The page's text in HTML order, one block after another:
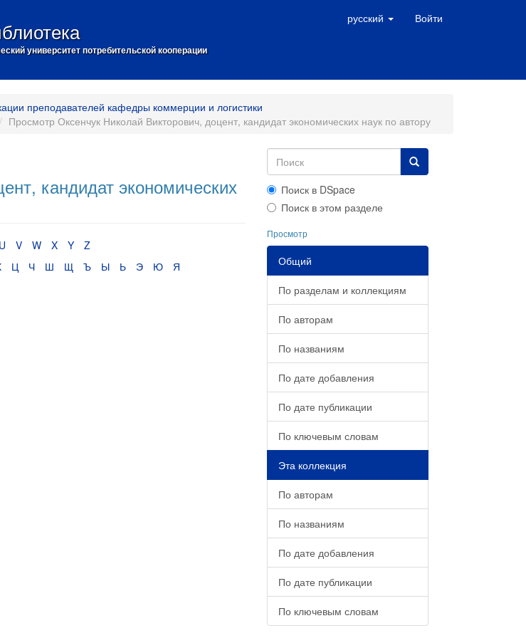
университет потребительской кооперации
русский Войти
преподавателей кафедры коммерции и логистики
Просмотр Оксенчук Николай Викторович, доцент, кандидат экономических наук по автору
кандидат экономических
U V W X Y
Z
Ц Ч Ш Щ Ъ Ы Ь Э Ю Я
Поиск в DSpace
Поиск в этом разделе
Просмотр
Общий
По разделам и коллекциям
По авторам
По названиям
По дате добавления
По дате публикации
По ключевым словам
Эта коллекция
По авторам
По названиям
По дате добавления
По дате публикации
По ключевым словам